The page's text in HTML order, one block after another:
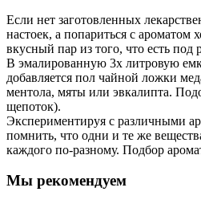
Если нет заготовленных
настоек, а попариться с ароматом
вкусный пар из того, что есть под
В эмалированную 3х литровую
добавляется пол чайной ложки
ментола, мяты или эвкалипта.
щепоток).
Экспериментируя с различными
помнить, что одни и те же
каждого по-разному. Подбор
Мы рекомендуем